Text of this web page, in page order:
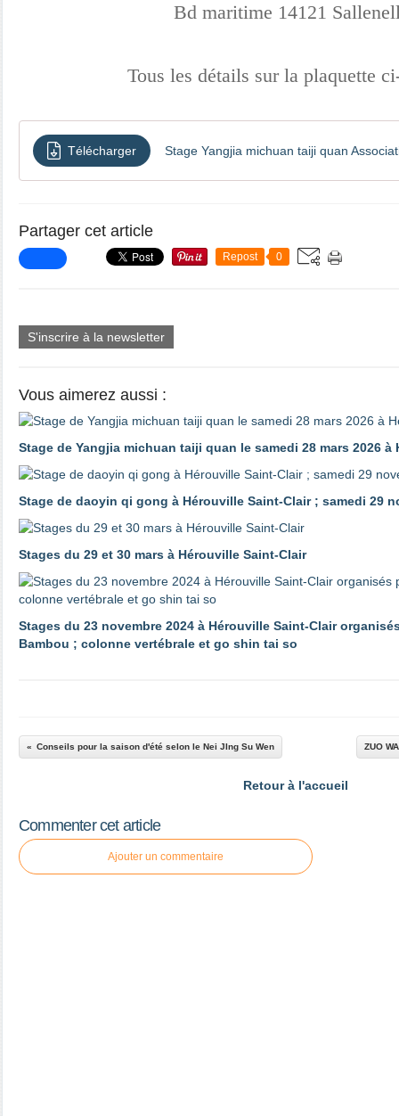
Bd maritime 14121
Tous les détails sur la plaquette
Télécharger
Partager cet article
Repost 0
S'inscrire à la newsletter
Vous aimerez aussi :
Stage de Yangjia michuan taiji quan le samedi 28 mars 2026 à
Stage de daoyin qi gong à Hérouville Saint-Clair ; samedi 29
Stages du 29 et 30 mars à Hérouville Saint-Clair
Stages du 23 novembre 2024 à Hérouville Saint-Clair
Bambou ; colonne vertébrale et go shin tai so
Conseils pour la saison d'été selon le Nei JIng Su Wen ZUO
Retour à l'accueil
Commenter cet article
Ajouter un commentaire